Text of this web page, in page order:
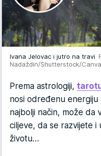
Ivana Jelovac i jutro na travi
Nadaždin/Shutterstock/Canva
Prema astrologiji,
nosi određenu
najbolji način, može da
ciljeve, da se razvijete i
životu…